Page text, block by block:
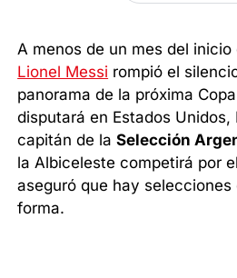
A menos de un mes del inicio
Lionel Messi rompió el
panorama de la próxima
disputará en Estados Unidos,
capitán de laSelección
la Albiceleste competirá por
aseguró que hay selecciones
forma.